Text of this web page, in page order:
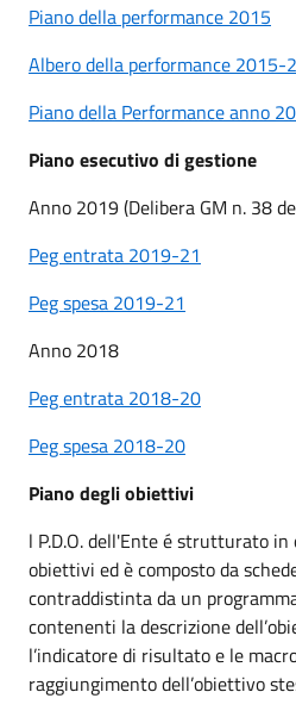
Piano della performance 2015
Albero della performance 2015-
Piano della Performance anno
Piano esecutivo di gestione
Anno 2019 (Delibera GM n. 38
Peg entrata 2019-21
Peg spesa 2019-21
Anno 2018
Peg entrata 2018-20
Peg spesa 2018-20
Piano degli obiettivi
l P.D.O. dell'Ente é strutturato
obiettivi ed è composto da
contraddistinta da un
contenenti la descrizione
l’indicatore di risultato e le
raggiungimento dell’obiettivo